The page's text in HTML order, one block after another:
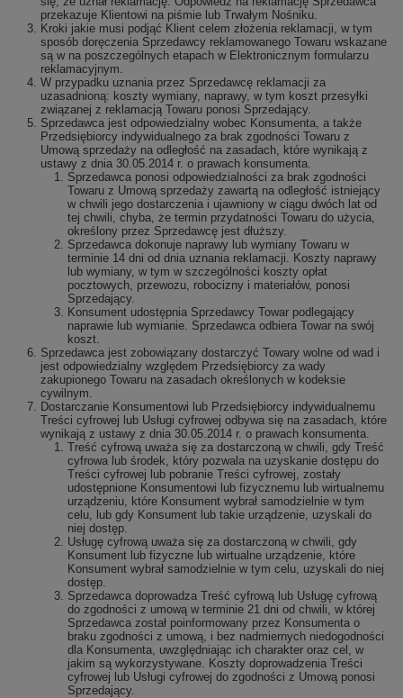
przekazuje Klientowi na piśmie lub Trwałym Nośniku.
Kroki jakie musi podjąć Klient celem złożenia reklamacji, w tym
sposób doręczenia Sprzedawcy reklamowanego Towaru wskazane
są w na poszczególnych etapach w Elektronicznym formularzu
reklamacyjnym.
W przypadku uznania przez Sprzedawcę reklamacji za
uzasadnioną: koszty wymiany, naprawy, w tym koszt przesyłki
związanej z reklamacją Towaru ponosi Sprzedający.
Sprzedawca jest odpowiedzialny wobec Konsumenta, a także
Przedsiębiorcy indywidualnego za brak zgodności Towaru z
Umową sprzedaży na odległość na zasadach, które wynikają z
ustawy z dnia 30.05.2014 r. o prawach konsumenta.
Sprzedawca ponosi odpowiedzialności za brak zgodności
Towaru z Umową sprzedaży zawartą na odległość istniejący
w chwili jego dostarczenia i ujawniony w ciągu dwóch lat od
tej chwili, chyba, że termin przydatności Towaru do użycia,
określony przez Sprzedawcę jest dłuższy.
Sprzedawca dokonuje naprawy lub wymiany Towaru w
terminie 14 dni od dnia uznania reklamacji. Koszty naprawy
lub wymiany, w tym w szczególności koszty opłat
pocztowych, przewozu, robocizny i materiałów, ponosi
Sprzedający.
Konsument udostępnia Sprzedawcy Towar podlegający
naprawie lub wymianie. Sprzedawca odbiera Towar na swój
koszt.
Sprzedawca jest zobowiązany dostarczyć Towary wolne od wad i
jest odpowiedzialny względem Przedsiębiorcy za wady
zakupionego Towaru na zasadach określonych w kodeksie
cywilnym.
Dostarczanie Konsumentowi lub Przedsiębiorcy indywidualnemu
Treści cyfrowej lub Usługi cyfrowej odbywa się na zasadach, które
wynikają z ustawy z dnia 30.05.2014 r. o prawach konsumenta.
Treść cyfrową uważa się za dostarczoną w chwili, gdy Treść
cyfrowa lub środek, który pozwala na uzyskanie dostępu do
Treści cyfrowej lub pobranie Treści cyfrowej, zostały
udostępnione Konsumentowi lub fizycznemu lub wirtualnemu
urządzeniu, które Konsument wybrał samodzielnie w tym
celu, lub gdy Konsument lub takie urządzenie, uzyskali do
niej dostęp.
Usługę cyfrową uważa się za dostarczoną w chwili, gdy
Konsument lub fizyczne lub wirtualne urządzenie, które
Konsument wybrał samodzielnie w tym celu, uzyskali do niej
dostęp.
Sprzedawca doprowadza Treść cyfrową lub Usługę cyfrową
do zgodności z umową w terminie 21 dni od chwili, w której
Sprzedawca został poinformowany przez Konsumenta o
braku zgodności z umową, i bez nadmiernych niedogodności
dla Konsumenta, uwzględniając ich charakter oraz cel, w
jakim są wykorzystywane. Koszty doprowadzenia Treści
cyfrowej lub Usługi cyfrowej do zgodności z Umową ponosi
Sprzedający.